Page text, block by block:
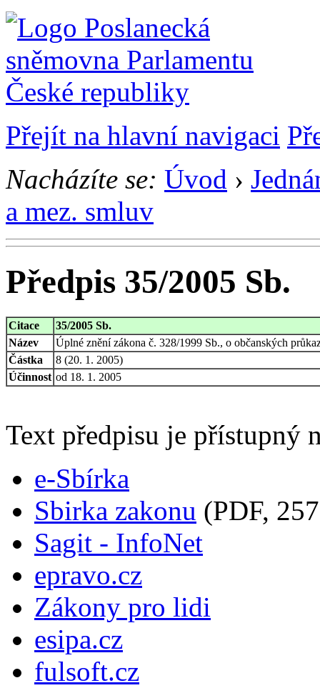
Přejít na hlavní navigaci
Nacházíte se: Úvod ›
a mez. smluv
Předpis 35/2005 Sb.
Citace
35/2005 Sb.
Název
Úplné znění zákona č. 328/1999 Sb., o občanských
Částka
8 (20. 1. 2005)
Účinnost od 18. 1. 2005
Text předpisu je přístupný
e-Sbírka
Sbirka zakonu (PDF,
Sagit - InfoNet
epravo.cz
Zákony pro lidi
esipa.cz
fulsoft.cz